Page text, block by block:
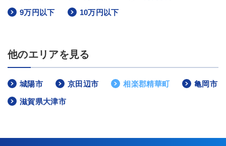
9万円以下 10万円以下
他のエリアを見る
城陽市 京田辺市 相楽郡精華町 亀岡市
滋賀県大津市